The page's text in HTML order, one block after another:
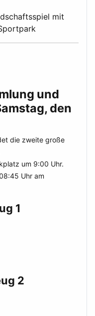
mit
und
den
die zweite große
um 9:00 Uhr.
Uhr am
1
2